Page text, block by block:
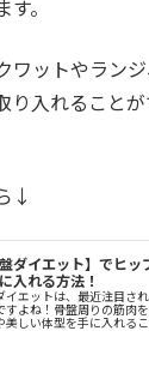
。
ワットやラン
り入れること
↓
盤ダイエット】でヒ
入れる方法！
イエットは、最近注目さ
すよね！骨盤周りの筋肉
美しい体型を手に入れる